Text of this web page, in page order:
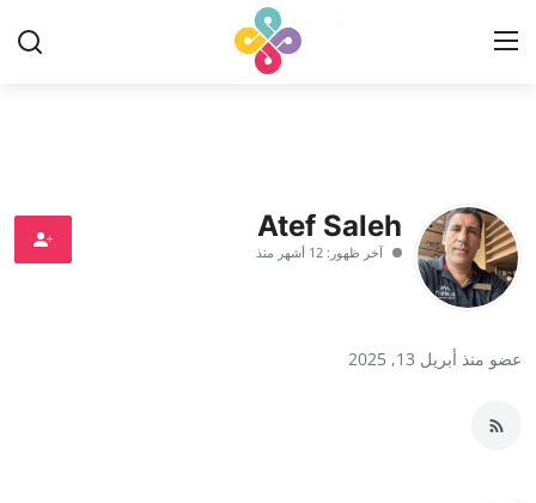
الرئيسية
مراجعات
Atef Saleh
آخر ظهور: 12 أشهر منذ
عضو منذ أبريل 13, 2025